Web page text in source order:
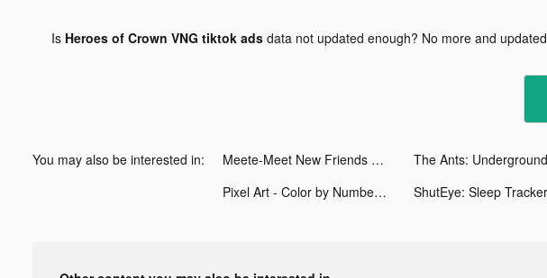
Is Heroes of Crown VNG tiktok adsdata not updated enough? No more and updated
You may also be interested in: Meete-Meet New Friends Nearby tiktok ads
Pixel Art - Color by Number tiktok ads